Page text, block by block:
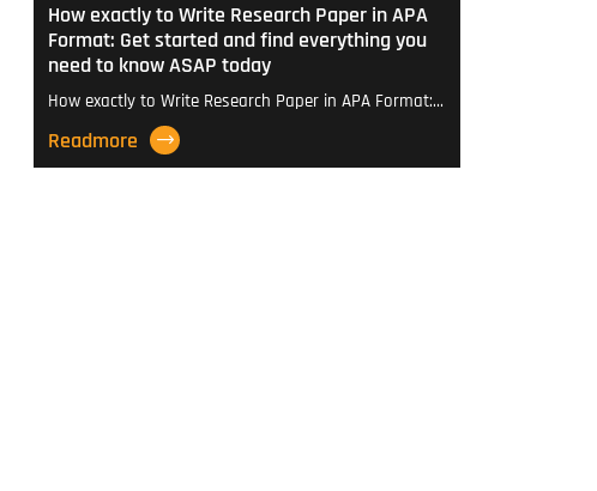
How exactly to Write Research Paper in APA
Format: Get started and find everything you
need to know ASAP today
How exactly to Write Research Paper in APA Format:…
Readmore